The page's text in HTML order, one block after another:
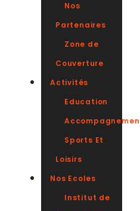
Nos
Partenaires
Zone de
Couverture
Activités
Education
Sports Et
Loisirs
Nos Ecoles
Institut de